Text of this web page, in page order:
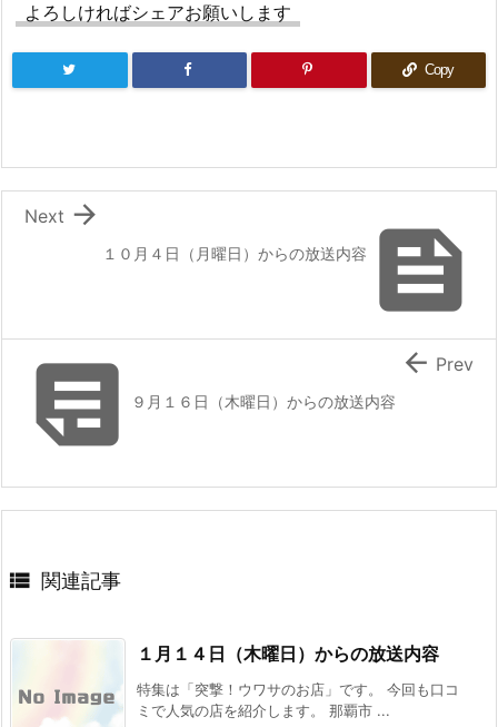
よろしければシェアお願いします
Copy

１０月４日（月曜日）からの放送内容

Next
 ９月１６日（木曜日）からの放送内容
 Prev
 関連記事
１月１４日（木曜日）からの放送内容
特集は「突撃！ウワサのお店」です。 今回も口コ
ミで人気の店を紹介します。 那覇市 ...